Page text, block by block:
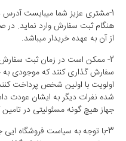
1-مشتری عزیز شما میبایست
هنگام ثبت سفارش وارد نماید.
از آن به عهده خریدار میباشد.
2- ممکن است در زمان ثبت
سفارش گذاری کنند که موجودی
اولویت با اولین شخص پرداخت
شده نفرات دیگر به ایشان عودت
جهاز هیچ گونه مسئولیتی در تامین
3-با توجه به سیاست فروشگاه